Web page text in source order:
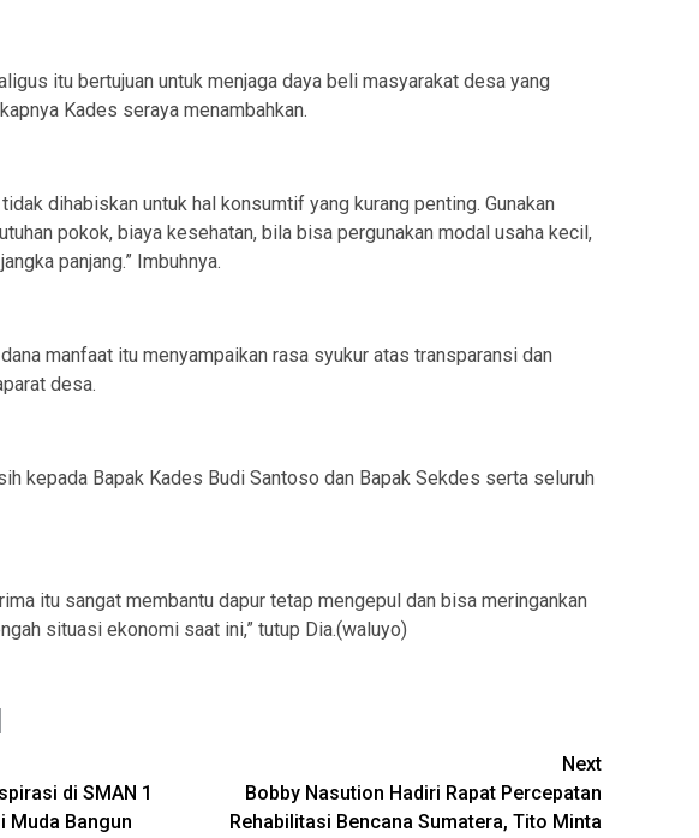
itu bertujuan untuk menjaga daya beli masyarakat desa yang
Kades seraya menambahkan.
dihabiskan untuk hal konsumtif yang kurang penting. Gunakan
pokok, biaya kesehatan, bila bisa pergunakan modal usaha kecil,
panjang.” Imbuhnya.
manfaat itu menyampaikan rasa syukur atas transparansi dan
desa.
kepada Bapak Kades Budi Santoso dan Bapak Sekdes serta seluruh
itu sangat membantu dapur tetap mengepul dan bisa meringankan
situasi ekonomi saat ini,” tutup Dia.(waluyo)
di SMAN 1
Muda Bangun
Next
Bobby Nasution Hadiri Rapat Percepatan
Rehabilitasi Bencana Sumatera, Tito Minta